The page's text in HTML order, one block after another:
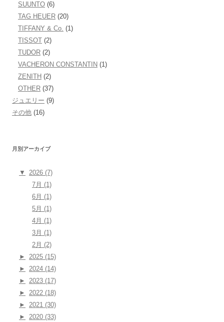
SUUNTO (6)
TAG HEUER (20)
TIFFANY & Co. (1)
TISSOT (2)
TUDOR (2)
VACHERON CONSTANTIN (1)
ZENITH (2)
OTHER (37)
ジュエリー (9)
その他 (16)
月別アーカイブ
▼
2026 (7)
7月 (1)
6月 (1)
5月 (1)
4月 (1)
3月 (1)
2月 (2)
►
2025 (15)
►
2024 (14)
►
2023 (17)
►
2022 (18)
►
2021 (30)
►
2020 (33)